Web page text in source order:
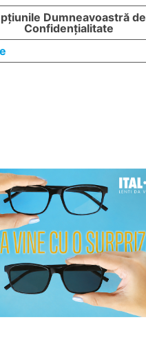
Dumneavoastră de
Confidențialitate